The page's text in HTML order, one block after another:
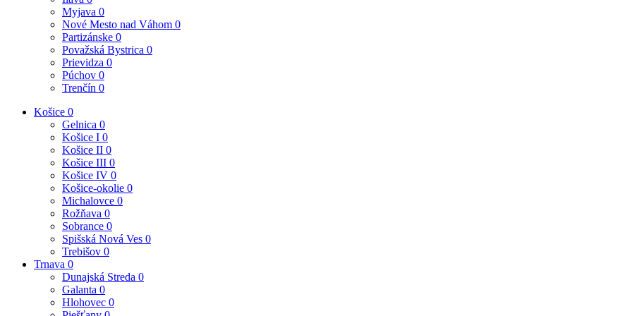
Myjava 0
Nové Mesto nad Váhom 0
Partizánske 0
Považská Bystrica 0
Prievidza 0
Púchov 0
Trenčín 0
Košice 0
Gelnica 0
Košice I 0
Košice II 0
Košice III 0
Košice IV 0
Košice-okolie 0
Michalovce 0
Rožňava 0
Sobrance 0
Spišská Nová Ves 0
Trebišov 0
Trnava 0
Dunajská Streda 0
Galanta 0
Hlohovec 0